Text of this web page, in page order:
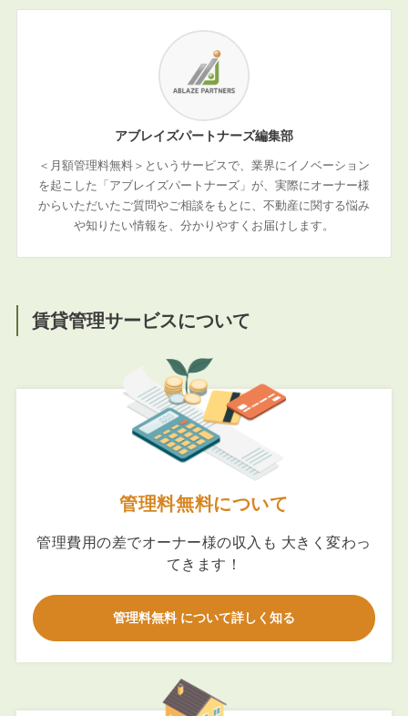
アブレイズパートナーズ編集部
＜月額管理料無料＞というサービスで、業界にイノベーション
を起こした「アブレイズパートナーズ」が、実際にオーナー様
からいただいたご質問やご相談をもとに、不動産に関する悩み
や知りたい情報を、分かりやすくお届けします。
賃貸管理サービスについて
管理料無料について
管理費用の差でオーナー様の収入も 大きく変わっ
てきます！
管理料無料 について詳しく知る